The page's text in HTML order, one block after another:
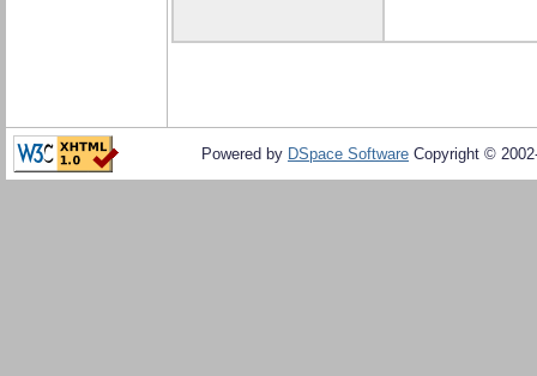
Powered by DSpace Software Copyright ©